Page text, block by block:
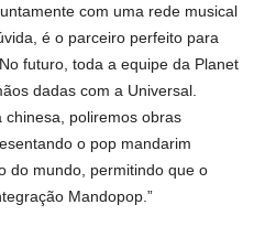
com uma rede musical
é o parceiro perfeito para
futuro, toda a equipe da Planet
dadas com a Universal.
chinesa, poliremos obras
o pop mandarim
do mundo, permitindo que o
Mandopop.”